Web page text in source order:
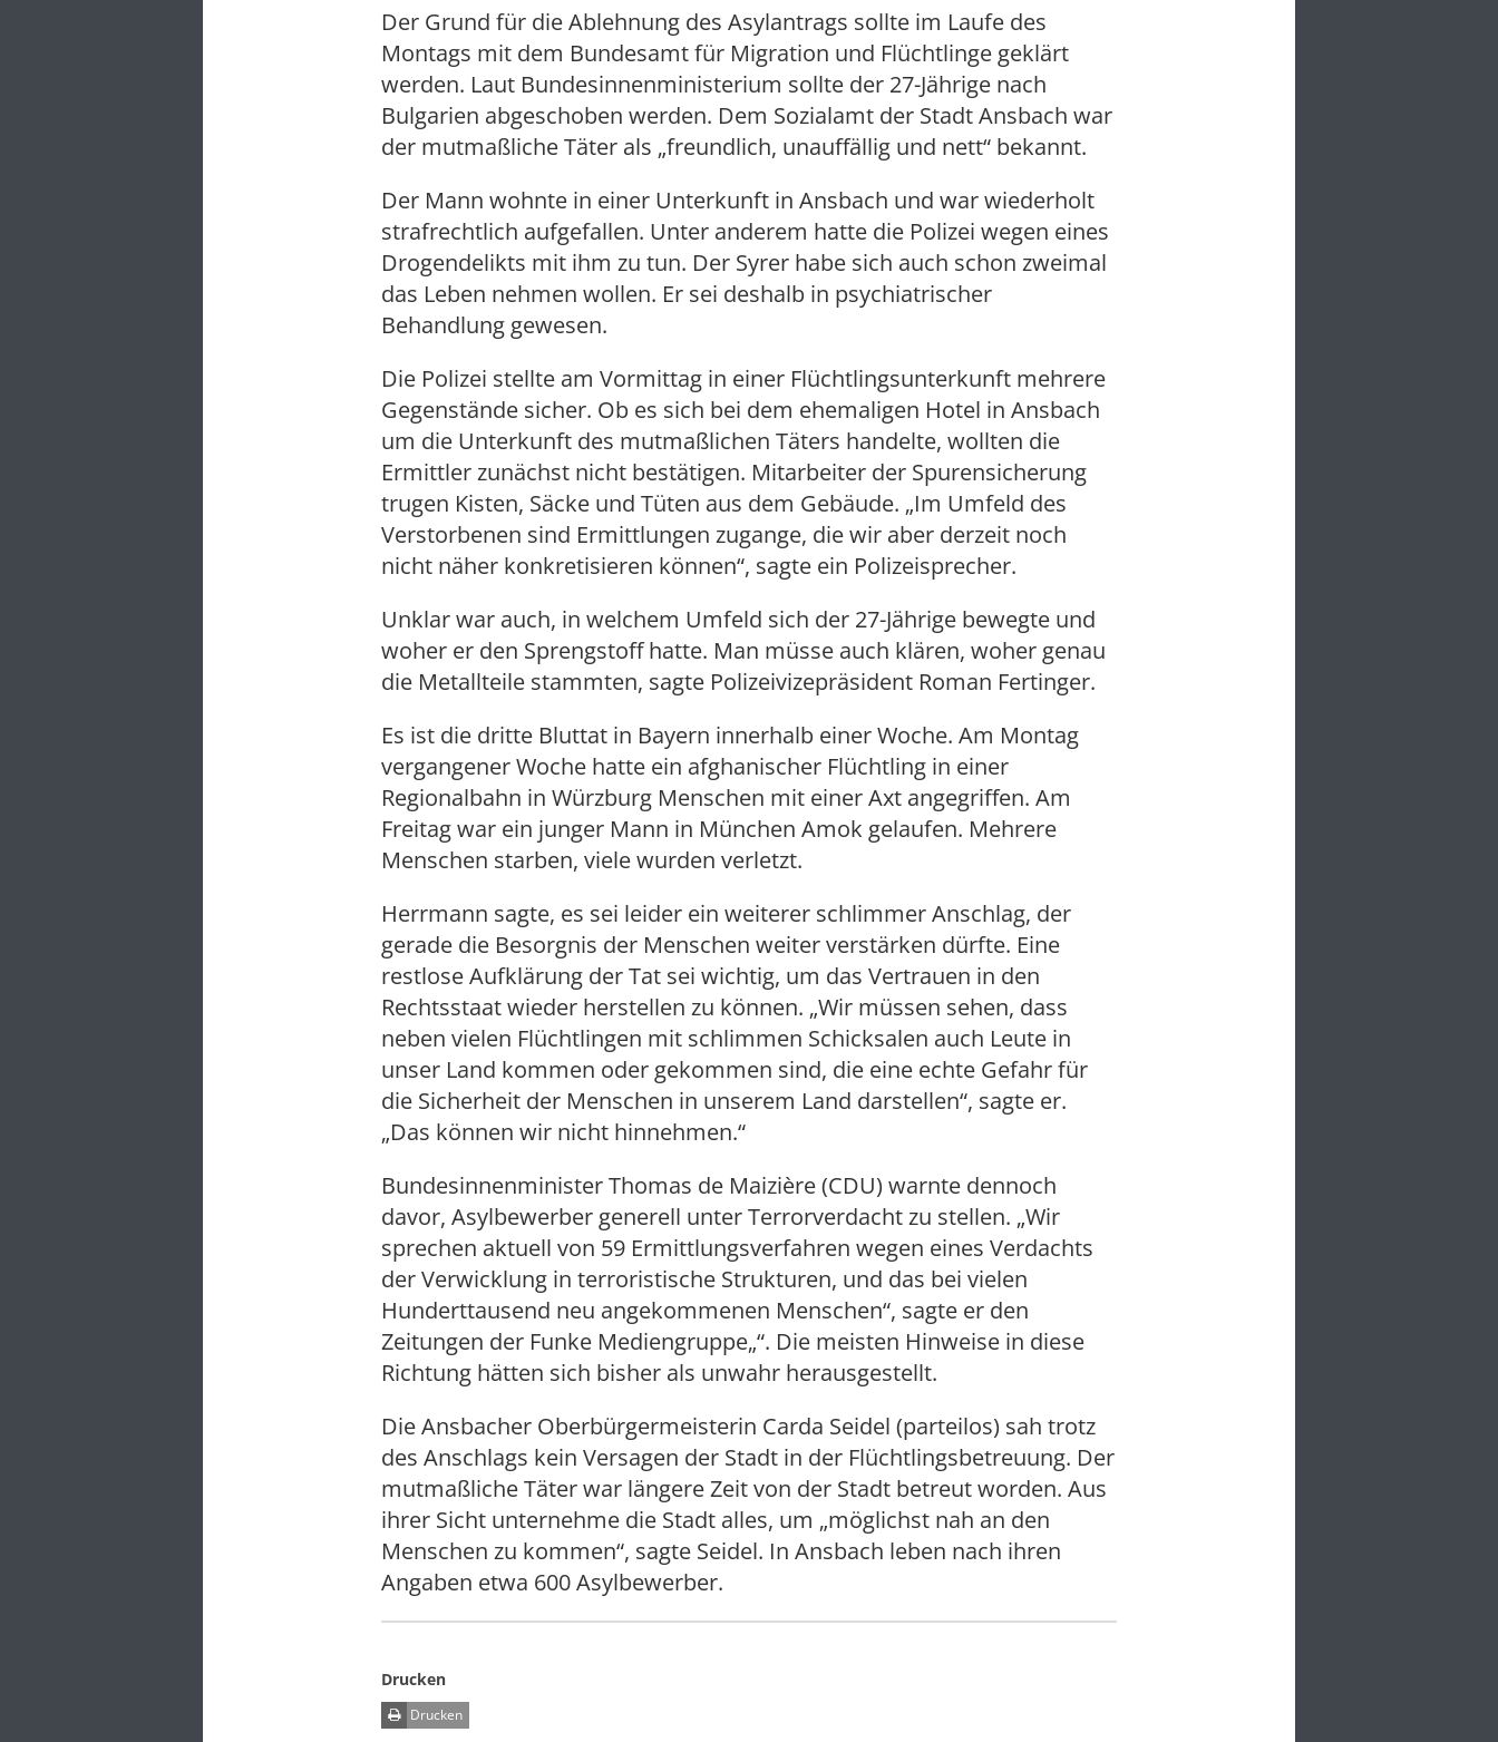
Der Grund für die Ablehnung des Asylantrags sollte im Laufe des
Montags mit dem Bundesamt für Migration und Flüchtlinge geklärt
werden. Laut Bundesinnenministerium sollte der 27-Jährige nach
Bulgarien abgeschoben werden. Dem Sozialamt der Stadt Ansbach war
der mutmaßliche Täter als „freundlich, unauffällig und nett“ bekannt.
Der Mann wohnte in einer Unterkunft in Ansbach und war wiederholt
strafrechtlich aufgefallen. Unter anderem hatte die Polizei wegen eines
Drogendelikts mit ihm zu tun. Der Syrer habe sich auch schon zweimal
das Leben nehmen wollen. Er sei deshalb in psychiatrischer
Behandlung gewesen.
Die Polizei stellte am Vormittag in einer Flüchtlingsunterkunft mehrere
Gegenstände sicher. Ob es sich bei dem ehemaligen Hotel in Ansbach
um die Unterkunft des mutmaßlichen Täters handelte, wollten die
Ermittler zunächst nicht bestätigen. Mitarbeiter der Spurensicherung
trugen Kisten, Säcke und Tüten aus dem Gebäude. „Im Umfeld des
Verstorbenen sind Ermittlungen zugange, die wir aber derzeit noch
nicht näher konkretisieren können“, sagte ein Polizeisprecher.
Unklar war auch, in welchem Umfeld sich der 27-Jährige bewegte und
woher er den Sprengstoff hatte. Man müsse auch klären, woher genau
die Metallteile stammten, sagte Polizeivizepräsident Roman Fertinger.
Es ist die dritte Bluttat in Bayern innerhalb einer Woche. Am Montag
vergangener Woche hatte ein afghanischer Flüchtling in einer
Regionalbahn in Würzburg Menschen mit einer Axt angegriffen. Am
Freitag war ein junger Mann in München Amok gelaufen. Mehrere
Menschen starben, viele wurden verletzt.
Herrmann sagte, es sei leider ein weiterer schlimmer Anschlag, der
gerade die Besorgnis der Menschen weiter verstärken dürfte. Eine
restlose Aufklärung der Tat sei wichtig, um das Vertrauen in den
Rechtsstaat wieder herstellen zu können. „Wir müssen sehen, dass
neben vielen Flüchtlingen mit schlimmen Schicksalen auch Leute in
unser Land kommen oder gekommen sind, die eine echte Gefahr für
die Sicherheit der Menschen in unserem Land darstellen“, sagte er.
„Das können wir nicht hinnehmen.“
Bundesinnenminister Thomas de Maizière (CDU) warnte dennoch
davor, Asylbewerber generell unter Terrorverdacht zu stellen. „Wir
sprechen aktuell von 59 Ermittlungsverfahren wegen eines Verdachts
der Verwicklung in terroristische Strukturen, und das bei vielen
Hunderttausend neu angekommenen Menschen“, sagte er den
Zeitungen der Funke Mediengruppe„“. Die meisten Hinweise in diese
Richtung hätten sich bisher als unwahr herausgestellt.
Die Ansbacher Oberbürgermeisterin Carda Seidel (parteilos) sah trotz
des Anschlags kein Versagen der Stadt in der Flüchtlingsbetreuung. Der
mutmaßliche Täter war längere Zeit von der Stadt betreut worden. Aus
ihrer Sicht unternehme die Stadt alles, um „möglichst nah an den
Menschen zu kommen“, sagte Seidel. In Ansbach leben nach ihren
Angaben etwa 600 Asylbewerber.
Drucken
Drucken